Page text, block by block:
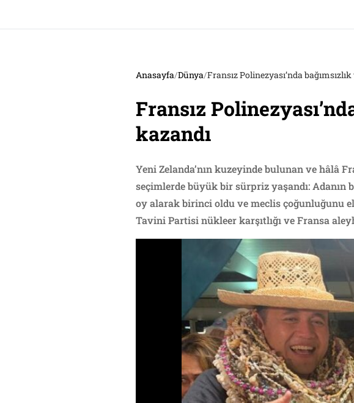
Anasayfa/Dünya/Fransız Polinezyası’nda
Fransız
kazandı
Yeni Zelanda’nın kuzeyinde bulunan ve hâlâ
seçimlerde büyük bir sürpriz yaşandı: Adanın
oy alarak birinci oldu ve meclis çoğunluğunu
Tavini Partisi nükleer karşıtlığı ve Fransa